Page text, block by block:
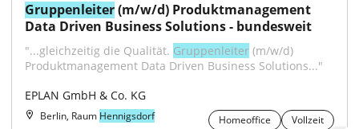
Gruppenleiter (m/w/d) Produktmanagement
Data Driven Business Solutions - bundesweit
"...gleichzeitig die Qualität. Gruppenleiter (m/w/d)
Produktmanagement Data Driven Business Solutions..."
EPLAN GmbH & Co. KG
Berlin, Raum Hennigsdorf Homeoffice Vollzeit